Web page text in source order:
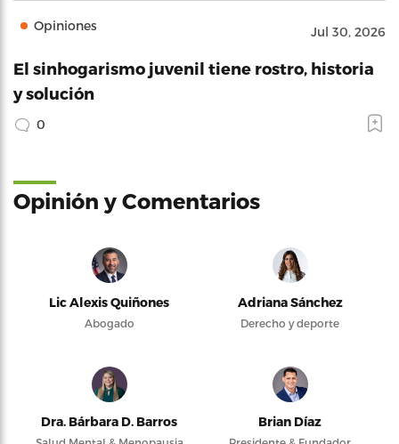
Opiniones Jul 30, 2026
El sinhogarismo juvenil tiene rostro, historia
y solución
0
Opinión y Comentarios
Lic Alexis Quiñones
Abogado
Adriana Sánchez
Derecho y deporte
Dra. Bárbara D. Barros Brian Díaz